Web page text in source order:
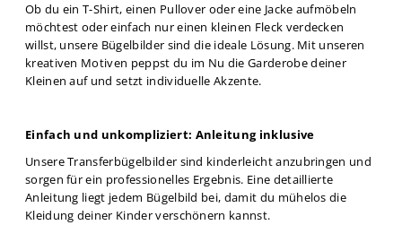
Ob du ein T-Shirt, einen Pullover oder eine Jacke aufmöbeln
möchtest oder einfach nur einen kleinen Fleck verdecken
willst, unsere Bügelbilder sind die ideale Lösung. Mit unseren
kreativen Motiven peppst du im Nu die Garderobe deiner
Kleinen auf und setzt individuelle Akzente.
Einfach und unkompliziert: Anleitung inklusive
Unsere Transferbügelbilder sind kinderleicht anzubringen und
sorgen für ein professionelles Ergebnis. Eine detaillierte
Anleitung liegt jedem Bügelbild bei, damit du mühelos die
Kleidung deiner Kinder verschönern kannst.